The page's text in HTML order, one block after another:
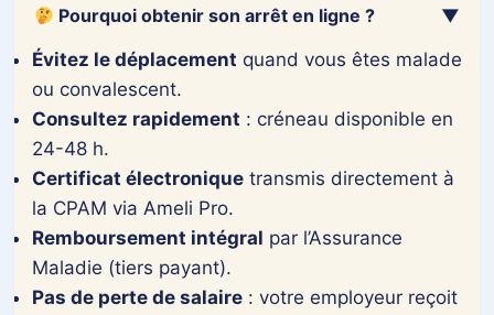
une question. En cas
15.
Français ▼
Envoyer
Pourquoi obtenir son arrêt en ligne ?
▼
Évitez le déplacement quand vous êtes malade
ou convalescent.
Consultez rapidement : créneau disponible en
24-48 h.
Certificat électronique transmis directement à
la CPAM via Ameli Pro.
Remboursement intégral par l’Assurance
Maladie (tiers payant).
Pas de perte de salaire : votre employeur reçoit